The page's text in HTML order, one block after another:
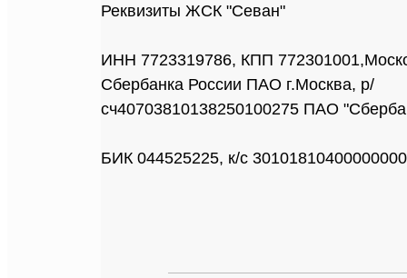
Реквизиты ЖСК "Севан"
ИНН 7723319786, КПП
Сбербанка России ПАО г.Москва, р/
сч40703810138250100275 ПАО
БИК 044525225, к/с